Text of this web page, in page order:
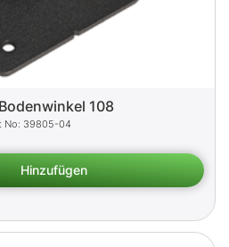
108
39805-04